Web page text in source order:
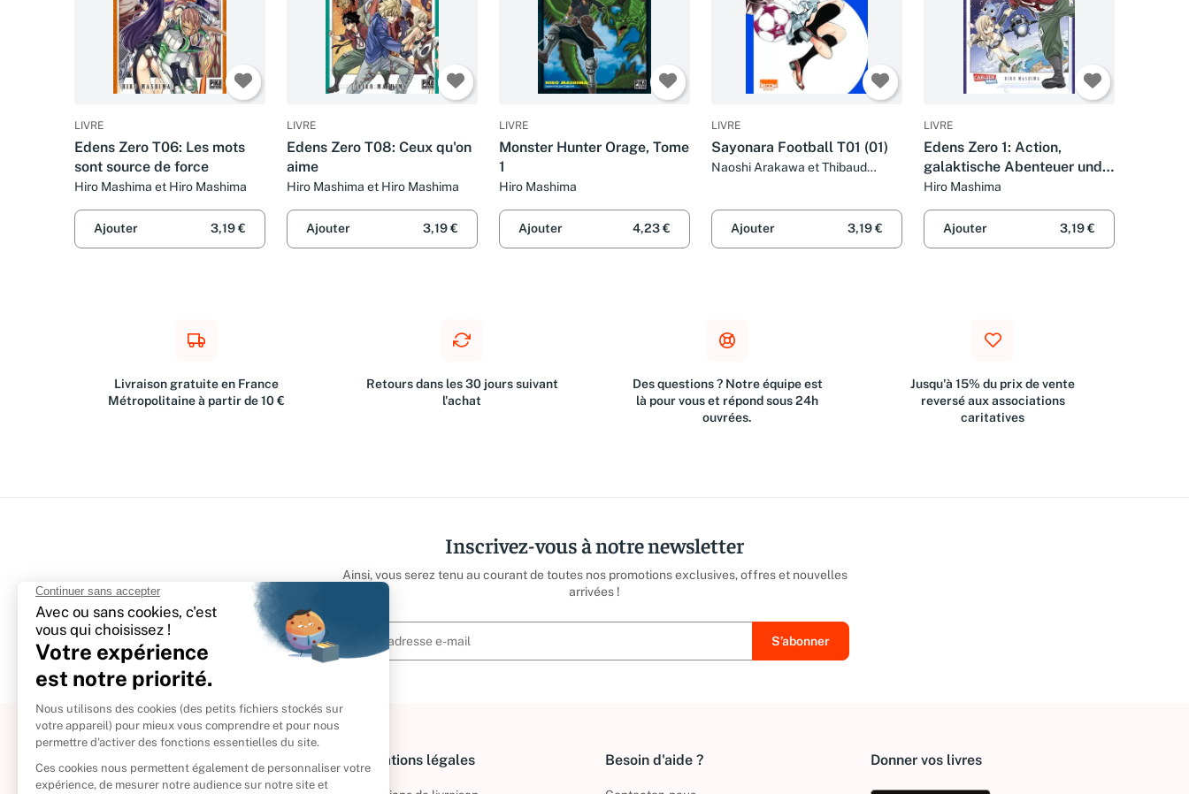
LIVRE
Edens Zero T06: Les mots
sont source de force
Hiro Mashima et Hiro Mashima
Ajouter 3,19 €
LIVRE
Edens Zero T08: Ceux qu'on
aime
Hiro Mashima et Hiro Mashima
Ajouter 3,19 €
LIVRE
Monster Hunter Orage, Tome
1
Hiro Mashima
Ajouter 4,23 €
LIVRE
Sayonara Football T01 (01)
Naoshi Arakawa et Thibaud
Ajouter 3,19 €
LIVRE
Edens Zero 1: Action,
galaktische Abenteuer und
eine blaue Katze | Cooler
Weltraum-Epos vom Fairy
Tail-Zeichner!
Hiro Mashima
Ajouter 3,19 €
Livraison gratuite en France
Métropolitaine à partir de 10 €
Retours dans les 30 jours suivant
l'achat
Des questions ? Notre équipe est
là pour vous et répond sous 24h
ouvrées.
Jusqu'à 15% du prix de vente
reversé aux associations
caritatives
Inscrivez-vous à notre newsletter
Ainsi, vous serez tenu au courant de toutes nos promotions exclusives, offres et nouvelles
arrivées !
À propos Informations légales Besoin d'aide ? Donner vos livres